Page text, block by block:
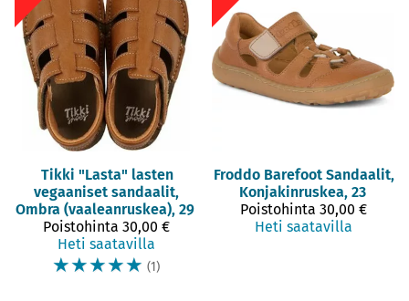
Tikki "Lasta" lasten
vegaaniset sandaalit,
Ombra (vaaleanruskea), 29
Poistohinta 30,00 €
Heti saatavilla
☆☆☆☆☆ (1)
Froddo Barefoot Sandaalit,
Konjakinruskea, 23
Poistohinta 30,00 €
Heti saatavilla